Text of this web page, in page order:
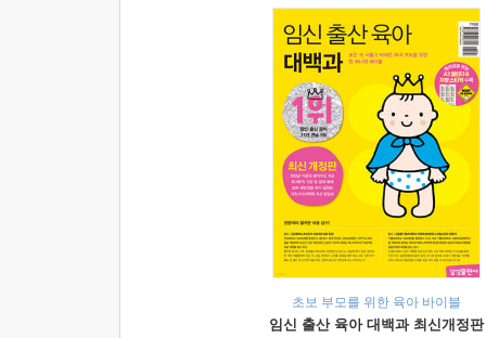
초보 부모를 위한 육아 바이블
임신 출산 육아 대백과 최신개정판